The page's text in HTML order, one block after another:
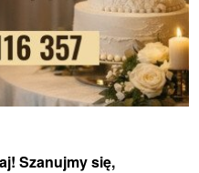
Szanujmy się,